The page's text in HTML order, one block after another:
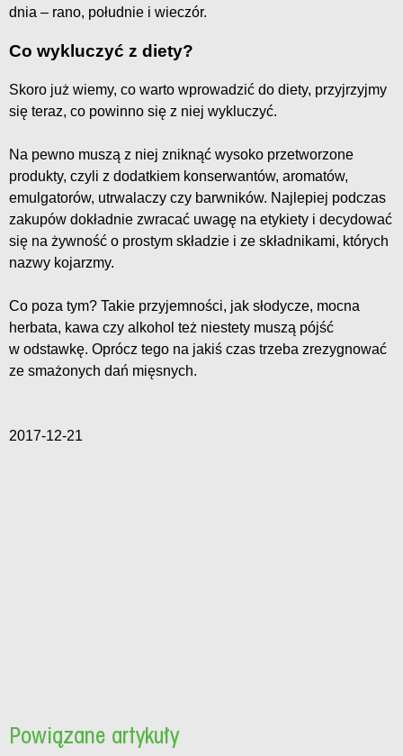
dnia – rano, południe i wieczór.
Co wykluczyć z diety?
Skoro już wiemy, co warto wprowadzić do diety, przyjrzyjmy
się teraz, co powinno się z niej wykluczyć.
Na pewno muszą z niej zniknąć wysoko przetworzone
produkty, czyli z dodatkiem konserwantów, aromatów,
emulgatorów, utrwalaczy czy barwników. Najlepiej podczas
zakupów dokładnie zwracać uwagę na etykiety i decydować
się na żywność o prostym składzie i ze składnikami, których
nazwy kojarzmy.
Co poza tym? Takie przyjemności, jak słodycze, mocna
herbata, kawa czy alkohol też niestety muszą pójść
w odstawkę. Oprócz tego na jakiś czas trzeba zrezygnować
ze smażonych dań mięsnych.
2017-12-21
Powiązane artykuły